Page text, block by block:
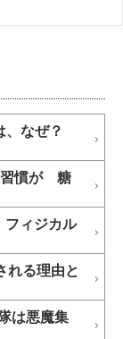
なぜ？
習慣が 糖
ィジカル
れる理由と
は悪魔集